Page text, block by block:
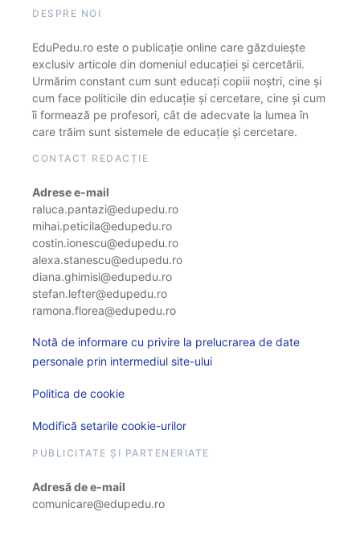
DESPRE NOI
EduPedu.ro este o publicație online care găzduiește
exclusiv articole din domeniul educației și cercetării.
Urmărim constant cum sunt educați copiii noștri, cine și
cum face politicile din educație și cercetare, cine și cum
îi formează pe profesori, cât de adecvate la lumea în
care trăim sunt sistemele de educație și cercetare.
CONTACT REDACȚIE
Adrese e-mail
raluca.pantazi@edupedu.ro
mihai.peticila@edupedu.ro
costin.ionescu@edupedu.ro
alexa.stanescu@edupedu.ro
diana.ghimisi@edupedu.ro
stefan.lefter@edupedu.ro
ramona.florea@edupedu.ro
Notă de informare cu privire la prelucrarea de date
personale prin intermediul site-ului
Politica de cookie
Modifică setarile cookie-urilor
PUBLICITATE ȘI PARTENERIATE
Adresă de e-mail
comunicare@edupedu.ro